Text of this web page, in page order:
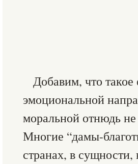
Добавим, что такое
эмоциональной
моральной отнюдь
Многие “дамы-
странах, в